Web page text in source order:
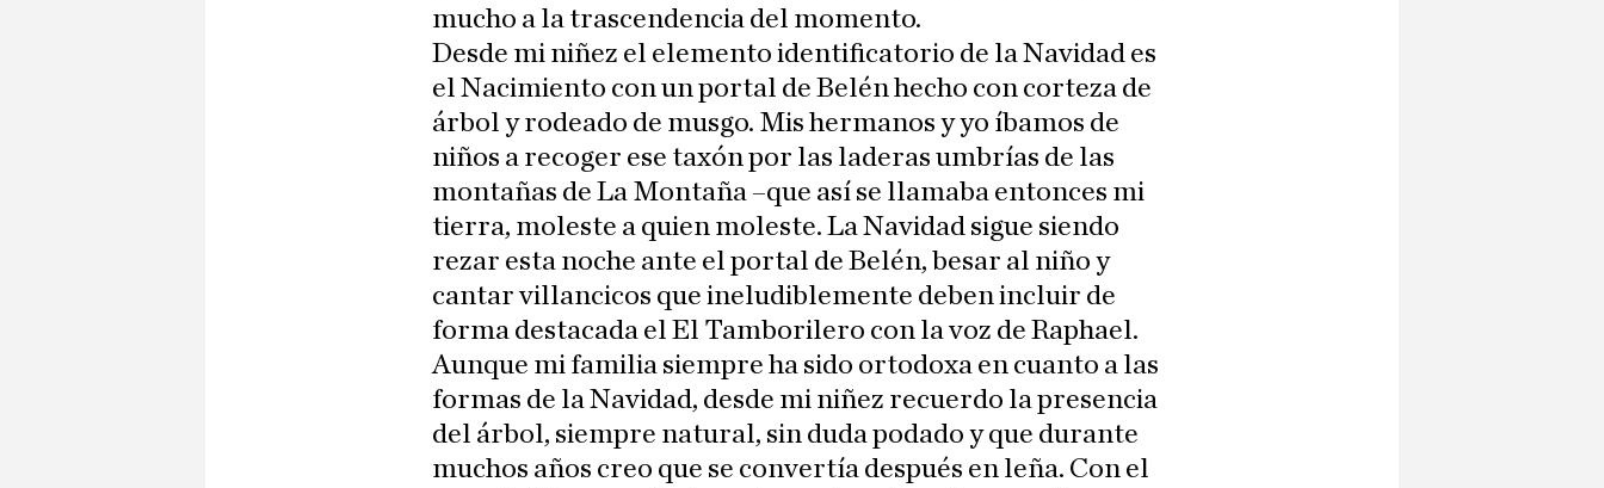
mucho a la trascendencia del momento.
Desde mi niñez el elemento identificatorio de la Navidad es
el Nacimiento con un portal de Belén hecho con corteza de
árbol y rodeado de musgo. Mis hermanos y yo íbamos de
niños a recoger ese taxón por las laderas umbrías de las
montañas de La Montaña –que así se llamaba entonces mi
tierra, moleste a quien moleste. La Navidad sigue siendo
rezar esta noche ante el portal de Belén, besar al niño y
cantar villancicos que ineludiblemente deben incluir de
forma destacada el El Tamborilero con la voz de Raphael.
Aunque mi familia siempre ha sido ortodoxa en cuanto a las
formas de la Navidad, desde mi niñez recuerdo la presencia
del árbol, siempre natural, sin duda podado y que durante
muchos años creo que se convertía después en leña. Con el